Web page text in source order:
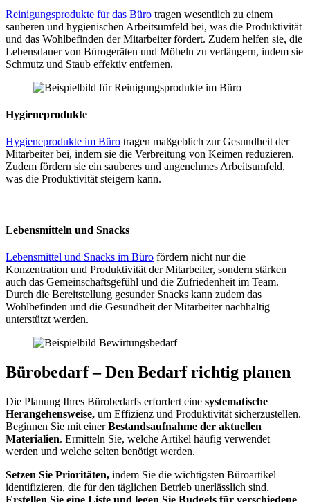
Reinigungsprodukte für das Büro tragen wesentlich zu einem
sauberen und hygienischen Arbeitsumfeld bei, was die Produktivität
und das Wohlbefinden der Mitarbeiter fördert. Zudem helfen sie, die
Lebensdauer von Bürogeräten und Möbeln zu verlängern, indem sie
Schmutz und Staub effektiv entfernen.
Hygieneprodukte
Hygieneprodukte im Büro tragen maßgeblich zur Gesundheit der
Mitarbeiter bei, indem sie die Verbreitung von Keimen reduzieren.
Zudem fördern sie ein sauberes und angenehmes Arbeitsumfeld,
was die Produktivität steigern kann.
Lebensmitteln und Snacks
Lebensmittel und Snacks im Büro fördern nicht nur die
Konzentration und Produktivität der Mitarbeiter, sondern stärken
auch das Gemeinschaftsgefühl und die Zufriedenheit im Team.
Durch die Bereitstellung gesunder Snacks kann zudem das
Wohlbefinden und die Gesundheit der Mitarbeiter nachhaltig
unterstützt werden.
Bürobedarf – Den Bedarf richtig planen
Die Planung Ihres Bürobedarfs erfordert eine systematische
Herangehensweise, um Effizienz und Produktivität sicherzustellen.
Beginnen Sie mit einerBestandsaufnahme der aktuellen
Materialien. Ermitteln Sie, welche Artikel häufig verwendet
werden und welche selten benötigt werden.
Setzen Sie Prioritäten, indem Sie die wichtigsten Büroartikel
identifizieren, die für den täglichen Betrieb unerlässlich sind.
Erstellen Sie eine Liste und legen Sie Budgets für verschiedene